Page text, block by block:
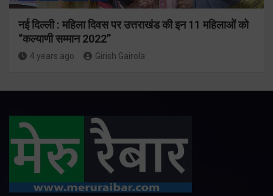
नई दिल्ली : महिला दिवस पर उत्तराखंड की इन 11 महिलाओं को
“कल्याणी सम्मान 2022”
4 years ago Girish Gairola